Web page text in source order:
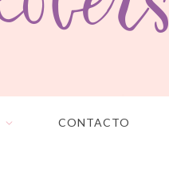
CONTACTO